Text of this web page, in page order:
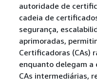
autoridade de
cadeia de
segurança,
aprimoradas,
Certificadoras (CAs)
enquanto delegam a
CAs intermediárias,